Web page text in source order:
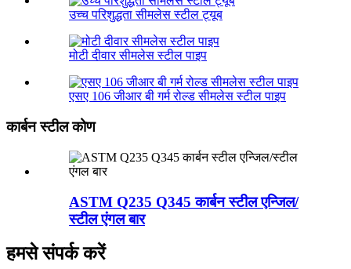
उच्च परिशुद्धता सीमलेस स्टील ट्यूब
मोटी दीवार सीमलेस स्टील पाइप
एसए 106 जीआर बी गर्म रोल्ड सीमलेस स्टील पाइप
कार्बन स्टील कोण
ASTM Q235 Q345 कार्बन स्टील एन्जिल/
स्टील एंगल बार
हमसे संपर्क करें